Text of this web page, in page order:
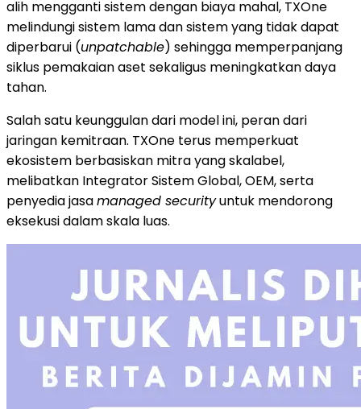
alih mengganti sistem dengan biaya mahal, TXOne
melindungi sistem lama dan sistem yang tidak dapat
diperbarui (unpatchable) sehingga memperpanjang
siklus pemakaian aset sekaligus meningkatkan daya
tahan.
Salah satu keunggulan dari model ini, peran dari
jaringan kemitraan. TXOne terus memperkuat
ekosistem berbasiskan mitra yang skalabel,
melibatkan Integrator Sistem Global, OEM, serta
penyedia jasamanaged securityuntuk mendorong
eksekusi dalam skala luas.